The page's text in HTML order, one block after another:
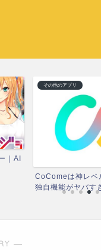
｜AI
その他のアプリ
CoComeは神レベ
独自機能がヤバす
―